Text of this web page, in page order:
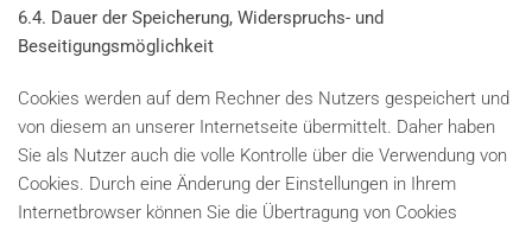
6.4. Dauer der Speicherung, Widerspruchs- und
Beseitigungsmöglichkeit
Cookies werden auf dem Rechner des Nutzers gespeichert und
von diesem an unserer Internetseite übermittelt. Daher haben
Sie als Nutzer auch die volle Kontrolle über die Verwendung von
Cookies. Durch eine Änderung der Einstellungen in Ihrem
Internetbrowser können Sie die Übertragung von Cookies